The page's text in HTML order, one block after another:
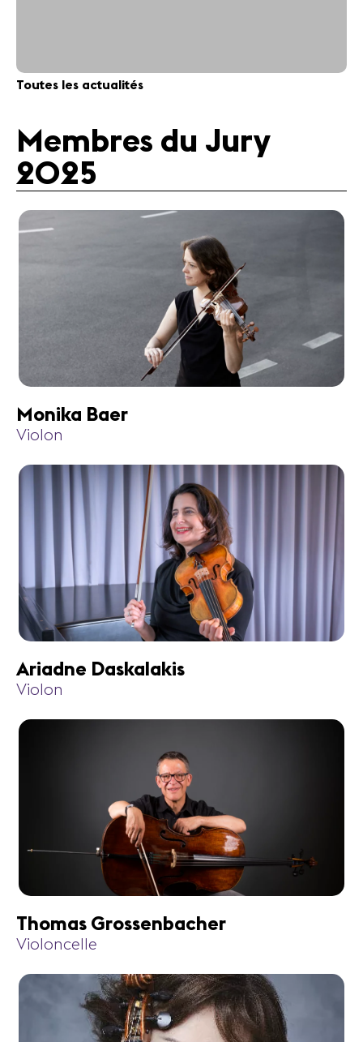
Toutes les actualités
Membres du Jury
2025
Monika Baer
Violon
Ariadne Daskalakis
Violon
Thomas Grossenbacher
Violoncelle